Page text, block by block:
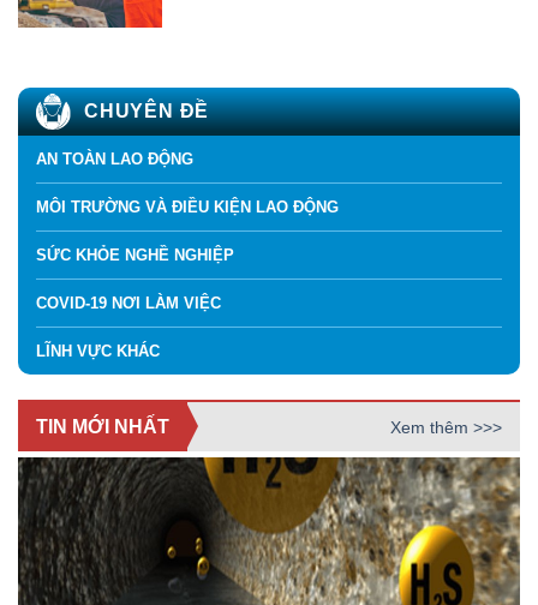
CHUYÊN ĐỀ
AN TOÀN LAO ĐỘNG
MÔI TRƯỜNG VÀ ĐIỀU KIỆN LAO ĐỘNG
SỨC KHỎE NGHỀ NGHIỆP
COVID-19 NƠI LÀM VIỆC
LĨNH VỰC KHÁC
TIN MỚI NHẤT Xem thêm >>>